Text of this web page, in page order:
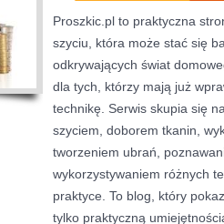
Proszkic.pl to praktyczna
szyciu, która może stać się
odkrywających świat
dla tych, którzy mają już
technikę. Serwis skupia się
szyciem, doborem tkanin,
tworzeniem ubrań,
wykorzystywaniem różnych
praktyce. To blog, który
tylko praktyczną